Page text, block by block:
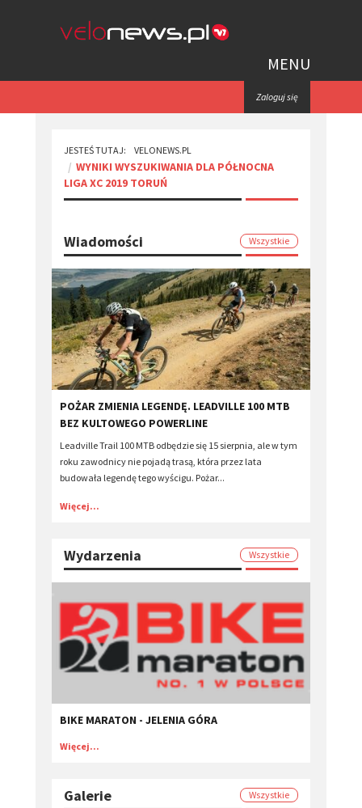
MENU
Zaloguj się
JESTEŚ TUTAJ: VELONEWS.PL
WYNIKI WYSZUKIWANIA DLA PÓŁNOCNA
LIGA XC 2019 TORUŃ
Wiadomości Wszystkie
POŻAR ZMIENIA LEGENDĘ. LEADVILLE 100 MTB
BEZ KULTOWEGO POWERLINE
Leadville Trail 100 MTB odbędzie się 15 sierpnia, ale w tym
roku zawodnicy nie pojadą trasą, która przez lata
budowała legendę tego wyścigu. Pożar...
Więcej...
Wydarzenia Wszystkie
BIKE MARATON - JELENIA GÓRA
Więcej...
Galerie Wszystkie